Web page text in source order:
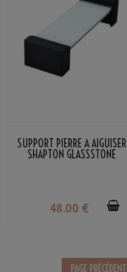
SUPPORT PIERRE À AIGUISER
SHAPTON GLASSSTONE
48.00 €